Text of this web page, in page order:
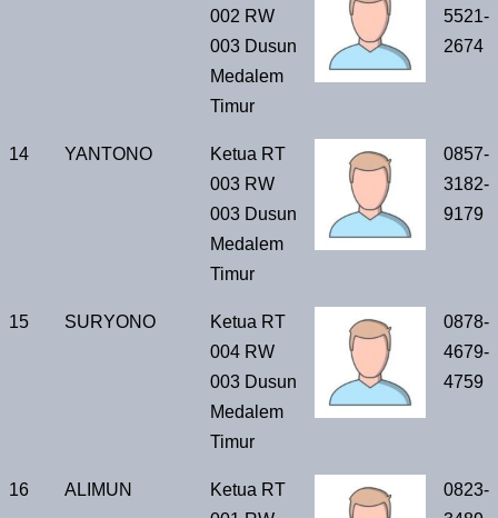
002 RW
003 Dusun
Medalem
Timur
5521-
2674
14 YANTONO
Ketua RT
003 RW
003 Dusun
Medalem
Timur
0857-
3182-
9179
15 SURYONO
Ketua RT
004 RW
003 Dusun
Medalem
Timur
0878-
4679-
4759
16 ALIMUN
Ketua RT
0823-